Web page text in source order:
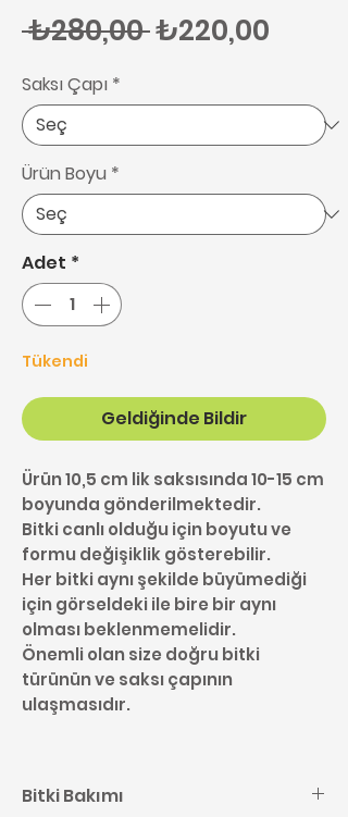
₺280,00 Normal Fiyat
₺220,00
Saksı Çapı *
Ürün Boyu *
Adet *
Tükendi
Geldiğinde Bildir
Ürün 10,5 cm lik saksısında 10-15 cm
boyunda gönderilmektedir.
Bitki canlı olduğu için boyutu ve
formu değişiklik gösterebilir.
Her bitki aynı şekilde büyümediği
için görseldeki ile bire bir aynı
olması beklenmemelidir.
Önemli olan size doğru bitki
türünün ve saksı çapının
ulaşmasıdır.
Bitki Bakımı